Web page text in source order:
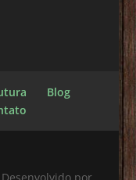
Blog